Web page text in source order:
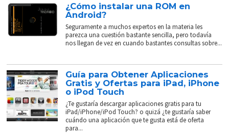
¿Cómo instalar una ROM en
Android?
Seguramente a muchos expertos en la materia les
parezca una cuestión bastante sencilla, pero todavía
nos llegan de vez en cuando bastantes consultas sobre...
Guía para Obtener Aplicaciones
Gratis y Ofertas para iPad, iPhone
o iPod Touch
¿Te gustaría descargar aplicaciones gratis para tu
iPad/iPhone/iPod Touch? o quizá ¿te gustaría saber
cuándo una aplicación que te gusta está de oferta
para...